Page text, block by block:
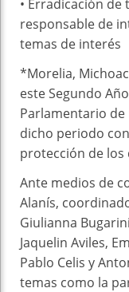
•⁠ ⁠Erradicación
responsable de
temas de interés
*Morelia,
este Segundo
Parlamentario de
dicho periodo
protección de los
Ante medios de
Alanís,
Giulianna
Jaquelin Aviles,
Pablo Celis y
temas como la